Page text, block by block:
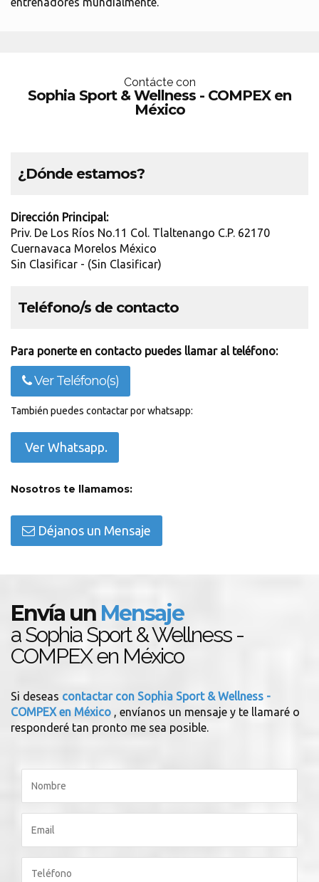
Contácte con
Sophia Sport & Wellness - COMPEX en
México
¿Dónde estamos?
Dirección Principal:
Priv. De Los Ríos No.11 Col. Tlaltenango C.P. 62170
Cuernavaca Morelos México
Sin Clasificar - (Sin Clasificar)
Teléfono/s de contacto
Para ponerte en contacto puedes llamar al teléfono:
Ver Teléfono(s)
También puedes contactar por whatsapp:
Ver Whatsapp.
Nosotros te llamamos:
Déjanos un Mensaje
Envía un Mensaje
a Sophia Sport & Wellness -
COMPEX en México
Si deseas contactar con Sophia Sport & Wellness -
COMPEX en México , envíanos un mensaje y te llamaré o
responderé tan pronto me sea posible.